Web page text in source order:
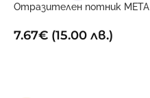
Отразителен потник META
7.67€ (15.00 лв.)